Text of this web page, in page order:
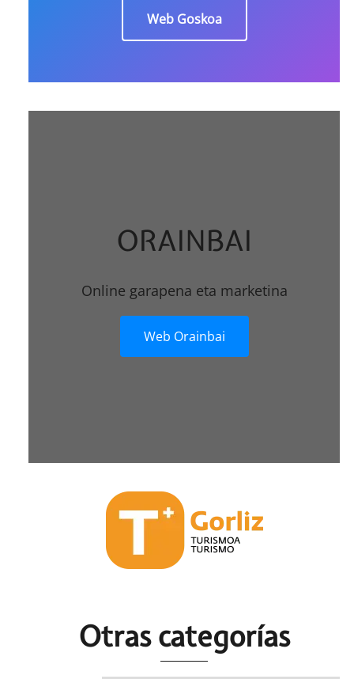
Web Goskoa
ORAINBAI
Online garapena eta marketina
Web Orainbai
Otras categorías